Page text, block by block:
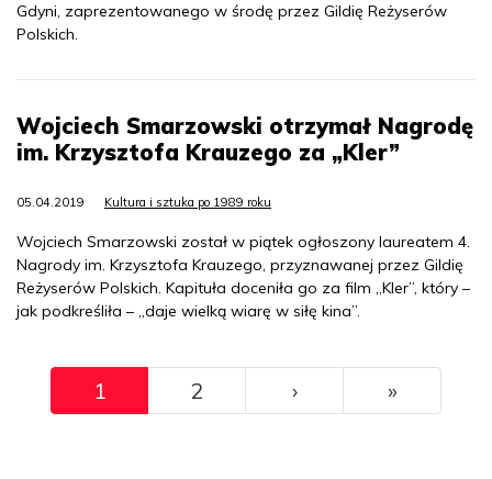
Gdyni, zaprezentowanego w środę przez Gildię Reżyserów
Polskich.
Wojciech Smarzowski otrzymał Nagrodę
im. Krzysztofa Krauzego za „Kler”
05.04.2019 Kultura i sztuka po 1989 roku
Wojciech Smarzowski został w piątek ogłoszony laureatem 4.
Nagrody im. Krzysztofa Krauzego, przyznawanej przez Gildię
Reżyserów Polskich. Kapituła doceniła go za film „Kler”, który –
jak podkreśliła – „daje wielką wiarę w siłę kina”.
Pagination
1 2 ››› »Ostatni